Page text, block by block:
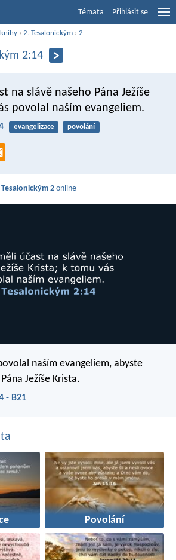
Témata Přihlásit se
›2. Tesalonickým ›2
2:14
na slávě našeho Pána Ježíše
povolal naším evangeliem.
evangelizace povolání
2 online
naším evangeliem, abyste
Ježíše Krista.
- B21
Povolání